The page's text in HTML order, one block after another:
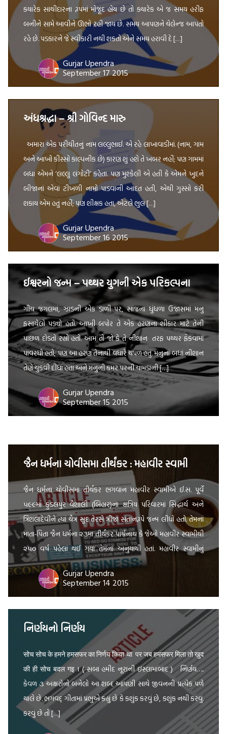
કયારેક સાથીદારના રૂપમાં મોજૂદ હોય છે તો ક્યારેક એ જ સમય હરીફ
બનીને સામે આવીને ઊભો રહી જાય છે. સમય આપણને ચેલેન્જ આપતો
રહે છે. પડકારને જે સ્વીકારી નથી શકતો એને સમય હરાવી દે […]
Gurjar Upendra
September 17 2015
અંધશ્રદ્ધા – શ્રી ગોવિન્દ મારુ
અમારા એક પરીચીતનું નામ લલ્લુભાઈ. એ રહે લાખાવાડીમાં. (નામ, ગામ
અને આખો કીસ્સો કાલ્પનીક છે) કારણ શું હશે તે ખબર નહીં; પણ ગામમાં
બધા એમને ‘લલ્લુ લંગોટી’ કહેતા. પણ મુશ્કેલી એ હતી કે એમને ખુદને
બીજાનાં એવાં ટીખળી નામો પાડવાની આદત હતી, એથી ગુસ્સો કરી
શકાય એમ હતું નહીં; પણ શીક્ષક હતા, એટલે ભુલ […]
Gurjar Upendra
September 16 2015
ઈશ્વરનો જન્મ – પથ્થર યુગની એક પરિકલ્પના
ગીચ જંગલમાં, ઝાડની એક ડાળી પર, સાંજના ધુંધળા ઉજાસમાં મનુ
ફસાયેલો પડ્યો હતો. આખી બપોર તે એક હરણના શીકાર માટે તેની
પાછળ દોડતો રહ્યો હતો. આમ તો જો કે તે નીશાન તરફ પથ્થર ફેંકવામાં
પાવરધો હતો; પણ આ હરણ તેનાથી વધારે ચપળ હતું. મનુનાં બધાં નીશાન
તેણે ચુકવી દીધાં હતાં અને મનુની કમર પરની ચામડાની […]
Gurjar Upendra
September 15 2015
જૈન ધર્મના ચોવીસમા તીર્થંકર : મહાવીર સ્વામી
જૈન ધર્મના ચોવીસમા તીર્થંકર ભગવાન મહાવીર સ્વામીએ ઈ.સ. પૂર્વે
૫૯૯માં કુંડલપુર વૈશાલી (બિહાર)ના ક્ષત્રિય પરિવારમાં સિદ્ધાર્થ અને
ત્રિશલાદેવીને ત્યાં ચૈત્ર સુદ તેરસે ત્રીજા સંતાનરૂપે જન્મ લીધો હતો. તેમનાં
માતા-પિતા જૈન ધર્મના ૨૩મા તીર્થંકર પાર્શ્વનાથ કે જેઓ મહાવીર સ્વામીથી
૨૫૦ વર્ષ પહેલાં થઈ ગયા તેમનાં અનુયાયી હતાં. મહાવીર સ્વામીનું
બાળપણનું નામ વર્ધમાન રાખવામાં આવ્યું હતું. જ્યારે વર્ધમાન […]
Gurjar Upendra
September 14 2015
નિર્ણયનો નિર્ણય
सोच सोच के हमने हमसफर का निर्णय किया था पर जब हमसफर मिला तो खुद
की ही सोच बदल गइ । ( સબા હમીદ નૂરાની ઇસ્લામાબાદ ) નિર્ણય…..
કેવળ ૩ અક્ષરોનો બનેલો આ શબ્દ આપણી સાથે જીવનની પ્રત્યેક પળે
ચાલે છે. ભગવદ્ ગીતામાં પ્રભુએ કહ્યું છે કે કશુંક કરવું છે, કશુંક નથી કરવું.
કરવું છે તો […]